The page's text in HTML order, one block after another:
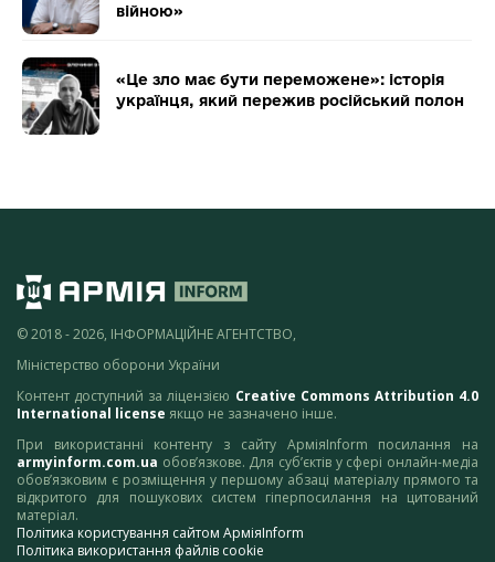
війною»
«Це зло має бути переможене»: історія
українця, який пережив російський полон
© 2018 - 2026, ІНФОРМАЦІЙНЕ АГЕНТСТВО,
Міністерство оборони України
Контент доступний за ліцензією Creative Commons Attribution 4.0
International license якщо не зазначено інше.
При використанні контенту з сайту АрміяInform посилання на
armyinform.com.ua обов’язкове. Для суб’єктів у сфері онлайн-медіа
обов’язковим є розміщення у першому абзаці матеріалу прямого та
відкритого для пошукових систем гіперпосилання на цитований
матеріал.
Політика користування сайтом АрміяInform
Політика використання файлів cookie